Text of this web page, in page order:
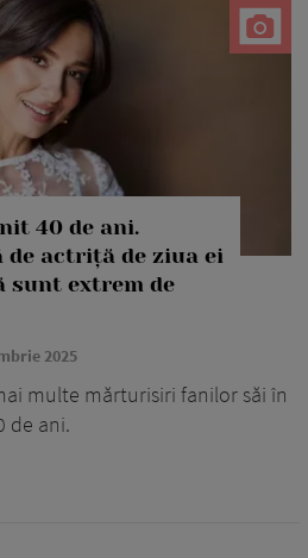
40 de ani.
de actriță de ziua ei
sunt extrem de
2025
multe mărturisiri fanilor săi în
de ani.